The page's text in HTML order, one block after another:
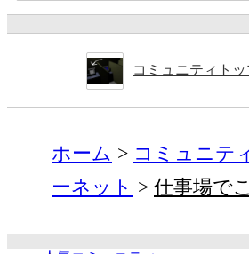
コミュニティト
ホーム コミュニテ
ーネット
仕事場で